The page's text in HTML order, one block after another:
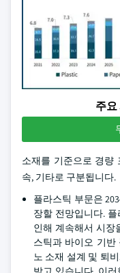
주요
소재를 기준으로 경량
속, 기타로 구분됩니다.
플라스틱 부문은
장할 전망입니다.
인해 계속해서 시장
스틱과 바이오 기반
노 소재 설계 및 퇴